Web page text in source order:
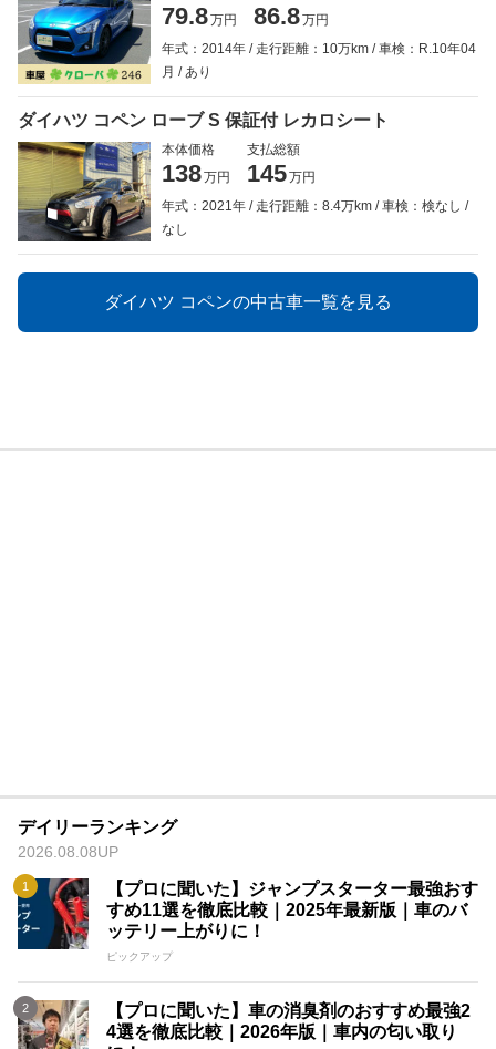
79.8万円 86.8万円
年式：2014年
走行距離：10万km
車検：R.10年04
月
あり
ダイハツ コペン ローブ S 保証付 レカロシート
本体価格
138万円
支払総額
145万円
年式：2021年
走行距離：8.4万km
車検：検なし
なし
ダイハツ コペンの中古車一覧を見る
デイリーランキング
2026.08.08UP
【プロに聞いた】ジャンプスターター最強おす
すめ11選を徹底比較｜2025年最新版｜車のバ
ッテリー上がりに！
ピックアップ
【プロに聞いた】車の消臭剤のおすすめ最強2
4選を徹底比較｜2026年版｜車内の匂い取り